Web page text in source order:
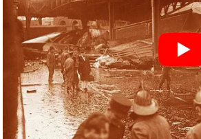
नु
स्खे
र्य
ट
न
स्थ